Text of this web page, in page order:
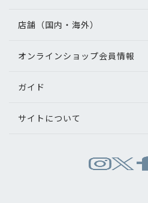
サングラス
補聴器
グッズ・小物
アフターサービス
メガネの不具合、修理について
補聴器に関するアフターサービス
店舗（国内・海外）
店舗検索
オンラインショップ会員情報
ログイン
ガイド
オンラインショップご利用ガイド
サイトについて